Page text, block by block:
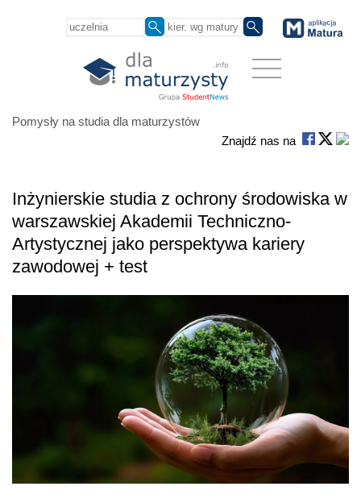
Pomysły na studia dla maturzystów
Znajdź nas na
Inżynierskie studia z ochrony środowiska w
warszawskiej Akademii Techniczno-
Artystycznej jako perspektywa kariery
zawodowej + test